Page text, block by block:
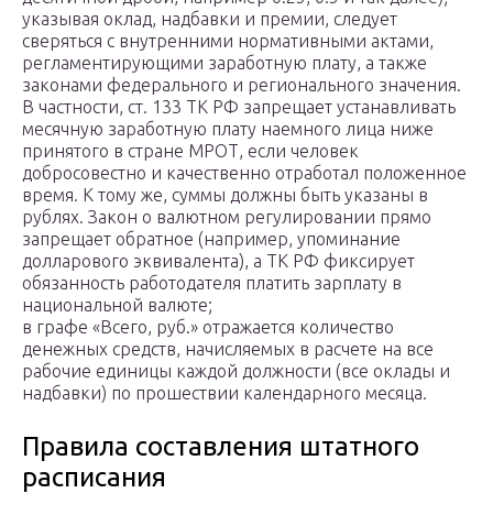
указывая оклад, надбавки и премии, следует
сверяться с внутренними нормативными актами,
регламентирующими заработную плату, а также
законами федерального и регионального значения.
В частности, ст. 133 ТК РФ запрещает устанавливать
месячную заработную плату наемного лица ниже
принятого в стране МРОТ, если человек
добросовестно и качественно отработал положенное
время. К тому же, суммы должны быть указаны в
рублях. Закон о валютном регулировании прямо
запрещает обратное (например, упоминание
долларового эквивалента), а ТК РФ фиксирует
обязанность работодателя платить зарплату в
национальной валюте;
в графе «Всего, руб.» отражается количество
денежных средств, начисляемых в расчете на все
рабочие единицы каждой должности (все оклады и
надбавки) по прошествии календарного месяца.
Правила составления штатного
расписания